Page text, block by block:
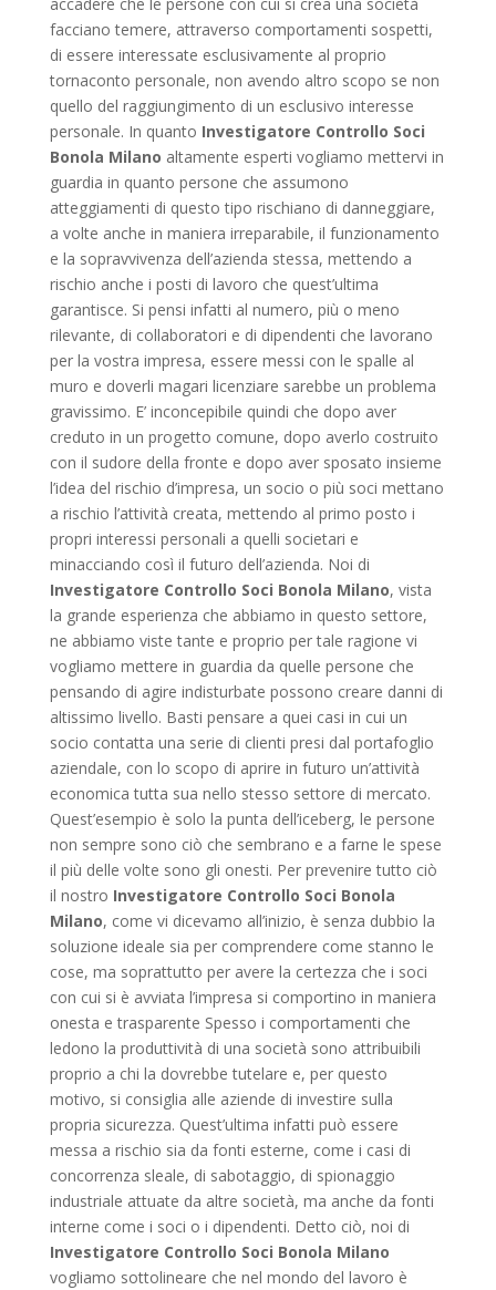
facciano temere, attraverso comportamenti sospetti,
di essere interessate esclusivamente al proprio
tornaconto personale, non avendo altro scopo se non
quello del raggiungimento di un esclusivo interesse
personale. In quanto Investigatore Controllo Soci
Bonola Milano altamente esperti vogliamo mettervi in
guardia in quanto persone che assumono
atteggiamenti di questo tipo rischiano di danneggiare,
a volte anche in maniera irreparabile, il funzionamento
e la sopravvivenza dell’azienda stessa, mettendo a
rischio anche i posti di lavoro che quest’ultima
garantisce. Si pensi infatti al numero, più o meno
rilevante, di collaboratori e di dipendenti che lavorano
per la vostra impresa, essere messi con le spalle al
muro e doverli magari licenziare sarebbe un problema
gravissimo. E’ inconcepibile quindi che dopo aver
creduto in un progetto comune, dopo averlo costruito
con il sudore della fronte e dopo aver sposato insieme
l’idea del rischio d’impresa, un socio o più soci mettano
a rischio l’attività creata, mettendo al primo posto i
propri interessi personali a quelli societari e
minacciando così il futuro dell’azienda. Noi di
Investigatore Controllo Soci Bonola Milano, vista
la grande esperienza che abbiamo in questo settore,
ne abbiamo viste tante e proprio per tale ragione vi
vogliamo mettere in guardia da quelle persone che
pensando di agire indisturbate possono creare danni di
altissimo livello. Basti pensare a quei casi in cui un
socio contatta una serie di clienti presi dal portafoglio
aziendale, con lo scopo di aprire in futuro un’attività
economica tutta sua nello stesso settore di mercato.
Quest’esempio è solo la punta dell’iceberg, le persone
non sempre sono ciò che sembrano e a farne le spese
il più delle volte sono gli onesti. Per prevenire tutto ciò
il nostro Investigatore Controllo Soci Bonola
Milano, come vi dicevamo all’inizio, è senza dubbio la
soluzione ideale sia per comprendere come stanno le
cose, ma soprattutto per avere la certezza che i soci
con cui si è avviata l’impresa si comportino in maniera
onesta e trasparente Spesso i comportamenti che
ledono la produttività di una società sono attribuibili
proprio a chi la dovrebbe tutelare e, per questo
motivo, si consiglia alle aziende di investire sulla
propria sicurezza. Quest’ultima infatti può essere
messa a rischio sia da fonti esterne, come i casi di
concorrenza sleale, di sabotaggio, di spionaggio
industriale attuate da altre società, ma anche da fonti
interne come i soci o i dipendenti. Detto ciò, noi di
Investigatore Controllo Soci Bonola Milano
vogliamo sottolineare che nel mondo del lavoro è